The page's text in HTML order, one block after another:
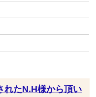
れたN.H様から頂い